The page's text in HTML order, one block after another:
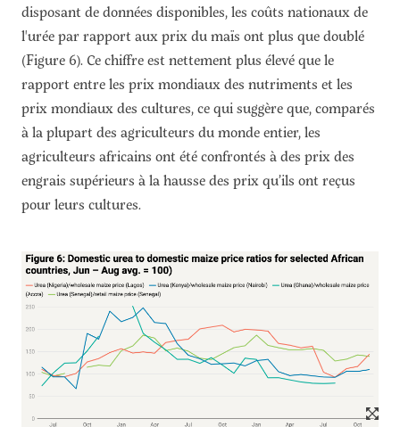
disposant de données disponibles, les coûts nationaux de
l'urée par rapport aux prix du maïs ont plus que doublé
(Figure 6). Ce chiffre est nettement plus élevé que le
rapport entre les prix mondiaux des nutriments et les
prix mondiaux des cultures, ce qui suggère que, comparés
à la plupart des agriculteurs du monde entier, les
agriculteurs africains ont été confrontés à des prix des
engrais supérieurs à la hausse des prix qu’ils ont reçus
pour leurs cultures.